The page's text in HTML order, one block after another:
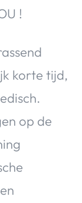
!
korte tijd,
op de